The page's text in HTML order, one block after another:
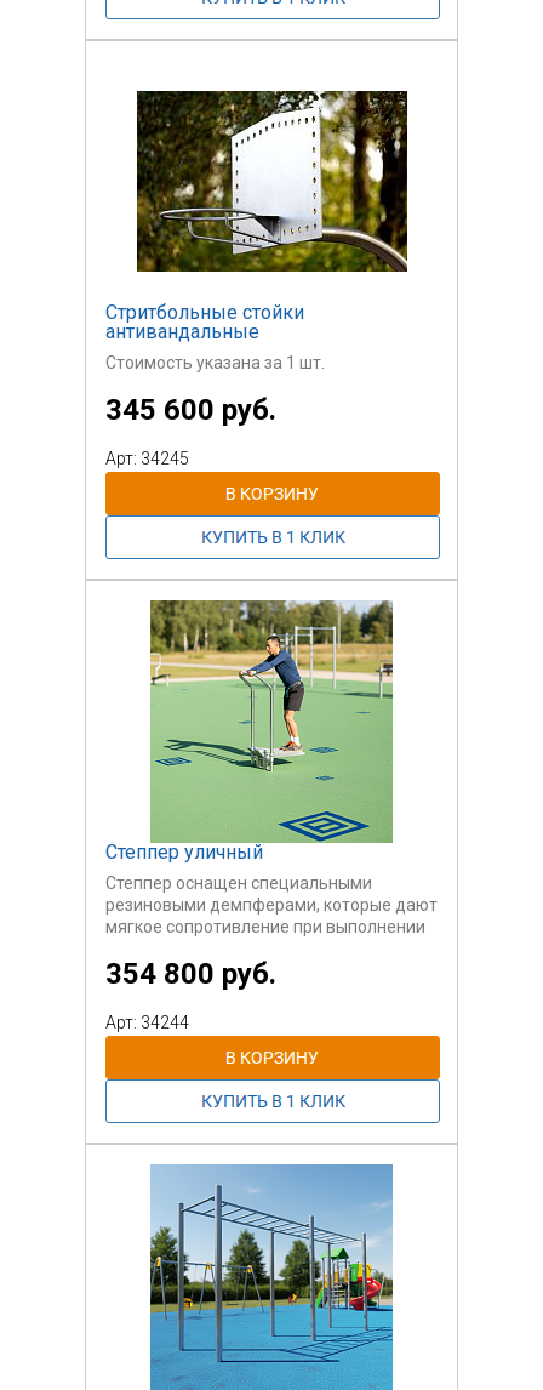
Стритбольные стойки
антивандальные
Стоимость указана за 1 шт.
345 600 руб.
Арт: 34245
Степпер уличный
Степпер оснащен специальными
резиновыми демпферами, которые дают
мягкое сопротивление при выполнении
354 800 руб.
Арт: 34244